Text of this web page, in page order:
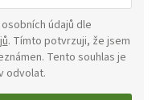
. Tímto potvrzuji, že jsem
Tento souhlas je
odvolat.